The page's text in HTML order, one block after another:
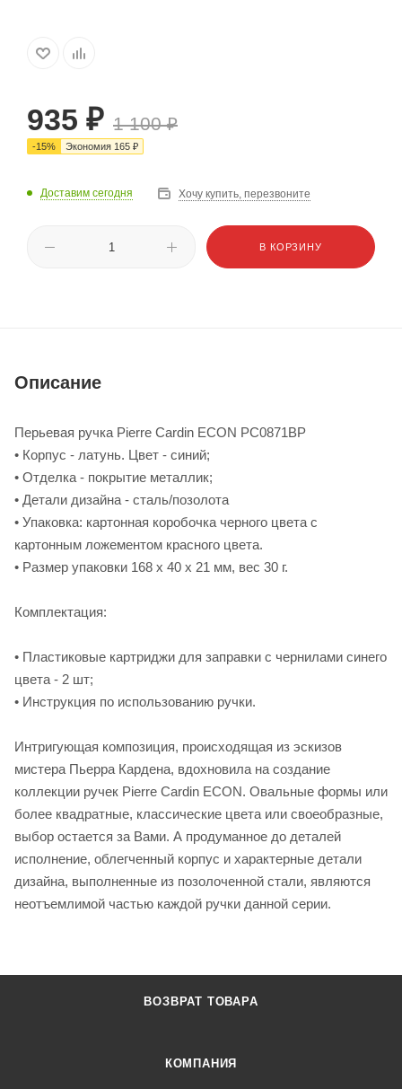
935 ₽ 1 100₽
-15% Экономия 165 ₽
Доставим сегодня Хочу купить, перезвоните
В КОРЗИНУ
Описание
Перьевая ручка Pierre Cardin ECON PC0871BP
• Корпус - латунь. Цвет - синий;
• Отделка - покрытие металлик;
• Детали дизайна - сталь/позолота
• Упаковка: картонная коробочка черного цвета с
картонным ложементом красного цвета.
• Размер упаковки 168 х 40 х 21 мм, вес 30 г.
Комплектация:
• Пластиковые картриджи для заправки с чернилами синего
цвета - 2 шт;
• Инструкция по использованию ручки.
Интригующая композиция, происходящая из эскизов
мистера Пьерра Кардена, вдохновила на создание
коллекции ручек Pierre Cardin ECON. Овальные формы или
более квадратные, классические цвета или своеобразные,
выбор остается за Вами. А продуманное до деталей
исполнение, облегченный корпус и характерные детали
дизайна, выполненные из позолоченной стали, являются
неотъемлимой частью каждой ручки данной серии.
ВОЗВРАТ ТОВАРА
КОМПАНИЯ